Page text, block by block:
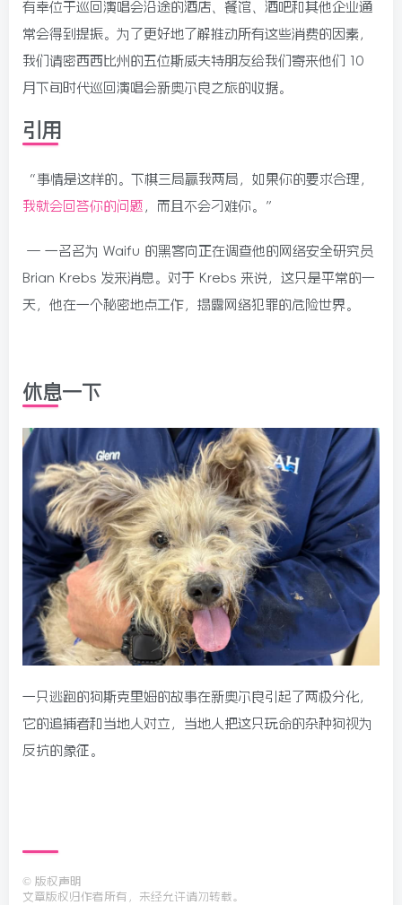
有幸位于巡回演唱会沿途的酒店、餐馆、酒吧和其他企业通
常会得到提振。为了更好地了解推动所有这些消费的因素，
我们请密西西比州的五位斯威夫特朋友给我们寄来他们 10
月下旬时代巡回演唱会新奥尔良之旅的收据。
引用
“事情是这样的。下棋三局赢我两局，如果你的要求合理，
我就会回答你的问题 ，而且不会刁难你。”
— 一名名为 Waifu 的黑客向正在调查他的网络安全研究员
Brian Krebs 发来消息。对于 Krebs 来说，这只是平常的一
天，他在一个秘密地点工作，揭露网络犯罪的危险世界。
休息一下
一只逃跑的狗斯克里姆的故事在新奥尔良引起了两极分化，
它的追捕者和当地人对立，当地人把这只玩命的杂种狗视为
反抗的象征。
© 版权声明
文章版权归作者所有，未经允许请勿转载。